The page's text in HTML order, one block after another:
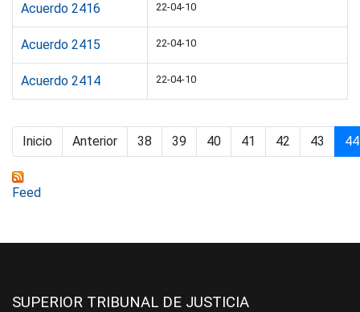
Acuerdo 2416 22-04-10
Acuerdo 2415 22-04-10
Acuerdo 2414 22-04-10
Inicio Anterior 38 39 40 41 42 43 44
Feed
SUPERIOR TRIBUNAL DE JUSTICIA